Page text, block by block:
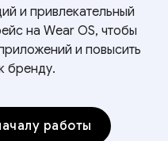
и привлекательный
на Wear OS, чтобы
и повысить
бренду.
работы